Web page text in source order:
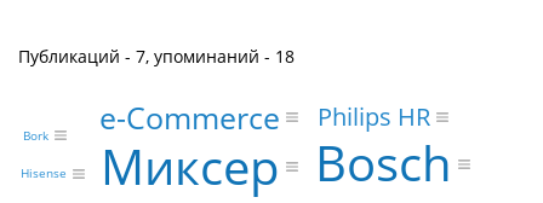
Публикаций - 7, упоминаний - 18
Bosch
Миксер
e-Commerce Philips HR
Bork
Hisense